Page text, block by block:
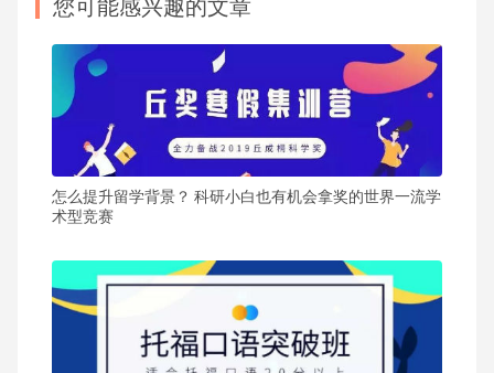
您可能感兴趣的文章
怎么提升留学背景？ 科研小白也有机会拿奖的世界一流学
术型竞赛